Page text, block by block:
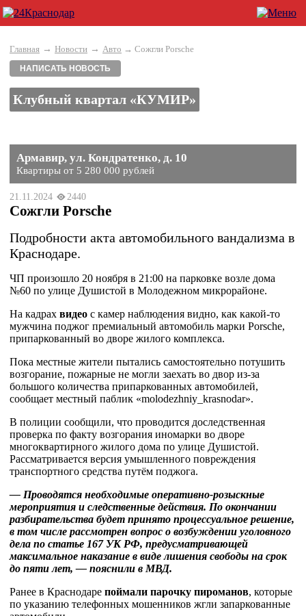
Главная → Новости → Авто → Сожгли Porsche
НАПИСАТЬ НОВОСТЬ
Клубный квартал «КУМИР»
Армавир, ул. Кондратенко, д. 10
Квартиры от 5 280 000 рублей
21.11.2024 2440
Сожгли Porsche
Подробности акта автомобильного вандализма в
Краснодаре.
ЧП произошло 20 ноября в 21:00 на парковке возле дома
№60 по улице Душистой в Молодежном микрорайоне.
На кадрах видео с камер наблюдения видно, как какой-то
мужчина поджог премиальный автомобиль марки Porsche,
припаркованный во дворе жилого комплекса.
Пока местные жители пытались самостоятельно потушить
возгорание, пожарные не могли заехать во двор из-за
большого количества припаркованных автомобилей,
сообщает местный паблик «molodezhniy_krasnodar».
В полиции сообщили, что проводится доследственная
проверка по факту возгорания иномарки во дворе
многоквартирного жилого дома по улице Душистой.
Рассматривается версия умышленного повреждения
транспортного средства путём поджога.
— Проводятся необходимые оперативно-розыскные
мероприятия и следственные действия. По окончании
разбирательства будет принято процессуальное решение,
в том числе рассмотрен вопрос о возбуждении уголовного
дела по статье 167 УК РФ, предусматривающей
максимальное наказание в виде лишения свободы на срок
до пяти лет, — пояснили в МВД.
Ранее в Краснодаре поймали парочку пироманов, которые
по указанию телефонных мошенников жгли запаркованные